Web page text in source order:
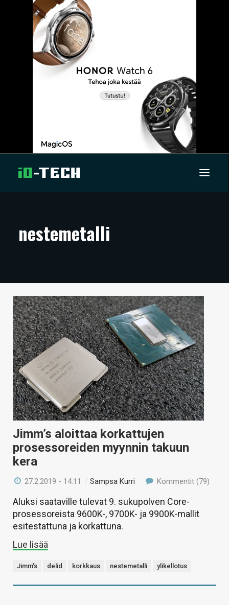
ARTIKKELIT
TECHBBS
TIETOA
HINTA.FI
KAUPPA
VAIHDA TEEMA
HAKU
nestemetalli
Jimm’s aloittaa korkattujen
prosessoreiden myynnin takuun
kera
27.2.2019 - 14:11 /Sampsa Kurri Kommentit (79)
Aluksi saataville tulevat 9. sukupolven Core-
prosessoreista 9600K-, 9700K- ja 9900K-mallit
esitestattuna ja korkattuna.
Lue lisää
Jimm's delid korkkaus nestemetalli ylikellotus